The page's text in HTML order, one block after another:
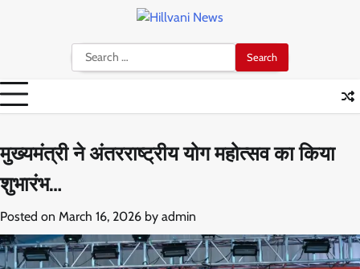
Search
for:
मुख्यमंत्री ने अंतरराष्ट्रीय योग महोत्सव का किया
शुभारंभ…
Posted on March 16, 2026 by admin